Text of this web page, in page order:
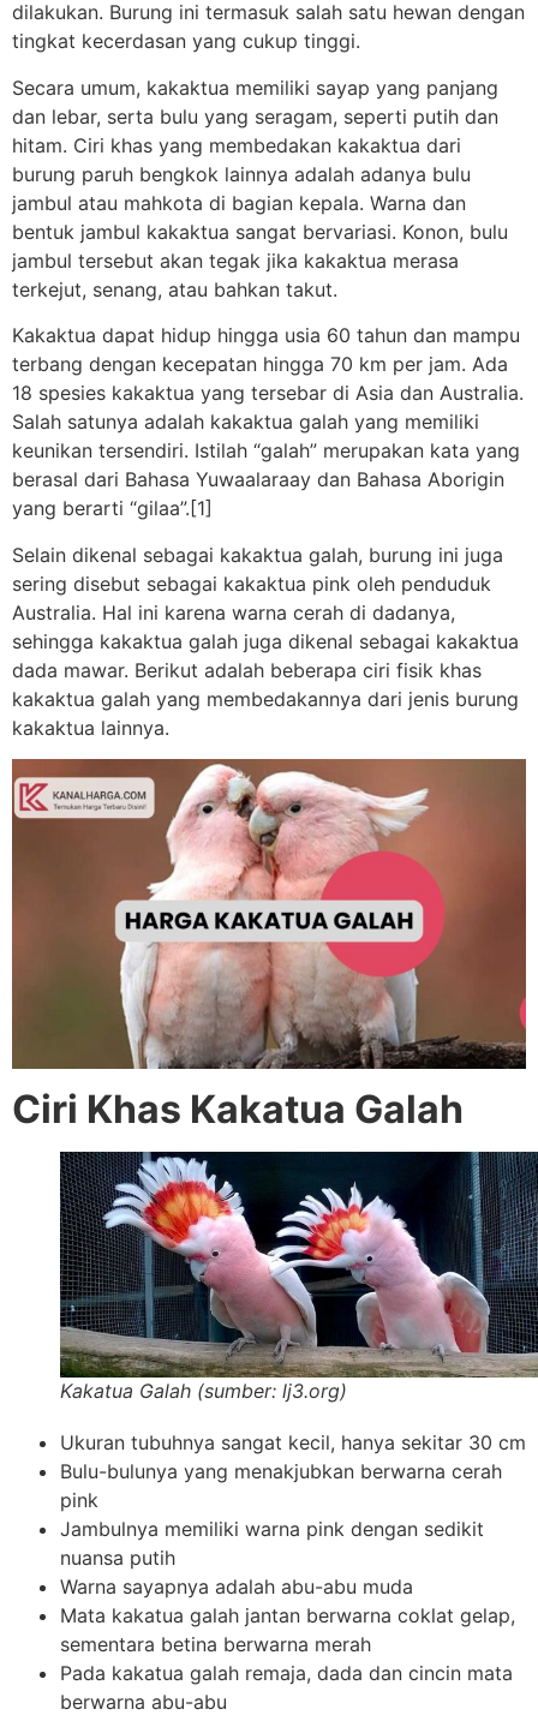
dilakukan. Burung ini termasuk salah satu hewan dengan
tingkat kecerdasan yang cukup tinggi.
Secara umum, kakaktua memiliki sayap yang panjang
dan lebar, serta bulu yang seragam, seperti putih dan
hitam. Ciri khas yang membedakan kakaktua dari
burung paruh bengkok lainnya adalah adanya bulu
jambul atau mahkota di bagian kepala. Warna dan
bentuk jambul kakaktua sangat bervariasi. Konon, bulu
jambul tersebut akan tegak jika kakaktua merasa
terkejut, senang, atau bahkan takut.
Kakaktua dapat hidup hingga usia 60 tahun dan mampu
terbang dengan kecepatan hingga 70 km per jam. Ada
18 spesies kakaktua yang tersebar di Asia dan Australia.
Salah satunya adalah kakaktua galah yang memiliki
keunikan tersendiri. Istilah “galah” merupakan kata yang
berasal dari Bahasa Yuwaalaraay dan Bahasa Aborigin
yang berarti “gilaa”.[1]
Selain dikenal sebagai kakaktua galah, burung ini juga
sering disebut sebagai kakaktua pink oleh penduduk
Australia. Hal ini karena warna cerah di dadanya,
sehingga kakaktua galah juga dikenal sebagai kakaktua
dada mawar. Berikut adalah beberapa ciri fisik khas
kakaktua galah yang membedakannya dari jenis burung
kakaktua lainnya.
Ciri Khas Kakatua Galah
Kakatua Galah (sumber: lj3.org)
Ukuran tubuhnya sangat kecil, hanya sekitar 30 cm
Bulu-bulunya yang menakjubkan berwarna cerah
pink
Jambulnya memiliki warna pink dengan sedikit
nuansa putih
Warna sayapnya adalah abu-abu muda
Mata kakatua galah jantan berwarna coklat gelap,
sementara betina berwarna merah
Pada kakatua galah remaja, dada dan cincin mata
berwarna abu-abu